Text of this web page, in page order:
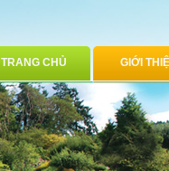
TRANG CHỦ GIỚI